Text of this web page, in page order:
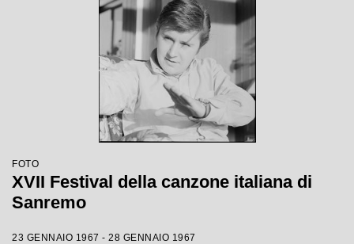
FOTO
XVII Festival della canzone italiana di
Sanremo
23 GENNAIO 1967 - 28 GENNAIO 1967